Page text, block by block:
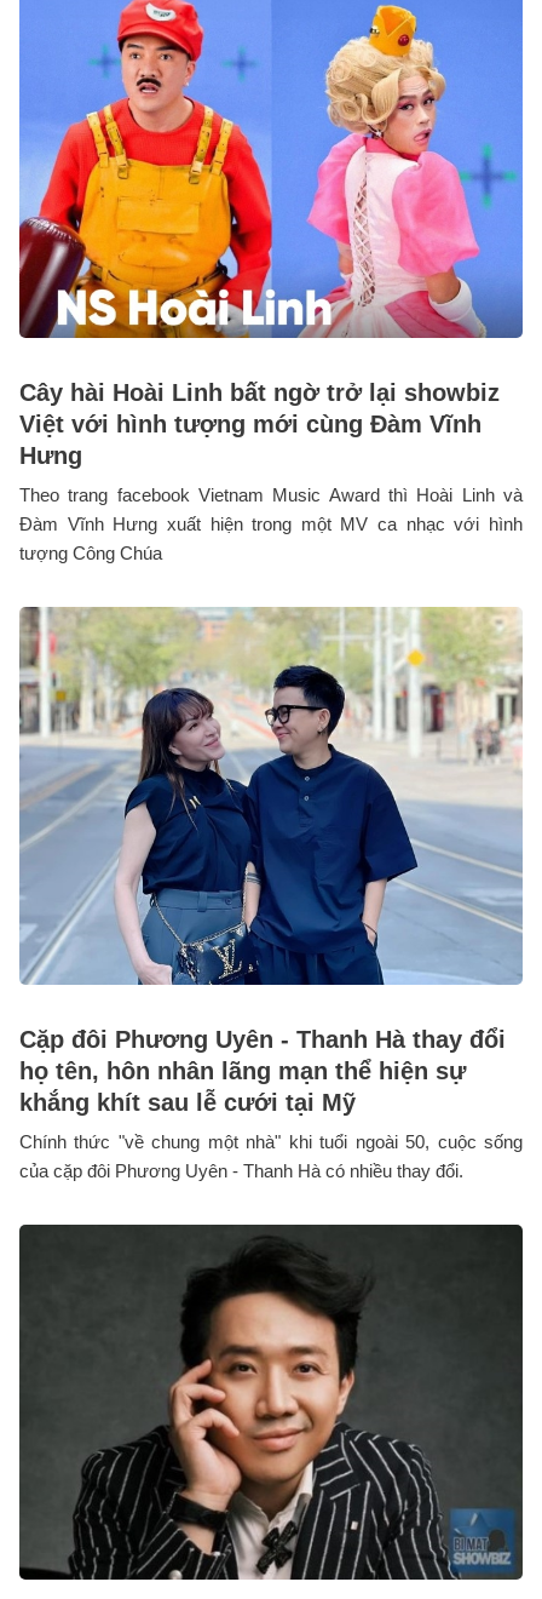
Cây hài Hoài Linh bất ngờ trở lại showbiz
Việt với hình tượng mới cùng Đàm Vĩnh
Hưng
Theo trang facebook Vietnam Music Award thì Hoài Linh và
Đàm Vĩnh Hưng xuất hiện trong một MV ca nhạc với hình
tượng Công Chúa
Cặp đôi Phương Uyên - Thanh Hà thay đổi
họ tên, hôn nhân lãng mạn thể hiện sự
khắng khít sau lễ cưới tại Mỹ
Chính thức "về chung một nhà" khi tuổi ngoài 50, cuộc sống
của cặp đôi Phương Uyên - Thanh Hà có nhiều thay đổi.